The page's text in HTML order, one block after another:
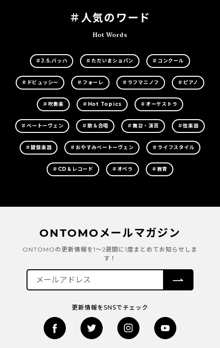
＃人気のワード
Hot Words
＃J.S.バッハ ＃ただいまショパン ＃コンクール
＃ドビュッシー ＃フォーレ ＃ラフマニノフ ＃ピアノ
＃吹奏楽 ＃Hot Topics ＃オーケストラ
＃ベートーヴェン ＃歌＆合唱 ＃舞台・演芸 ＃弦楽器
＃鍵盤楽器 ＃おやすみベートーヴェン ＃ライフスタイル
＃CD＆レコード ＃オペラ ＃教育
ONTOMOメールマガジン
ONTOMOの更新情報を1～2週間に1度まとめてお知らせしま
す！
更新情報をSNSでチェック